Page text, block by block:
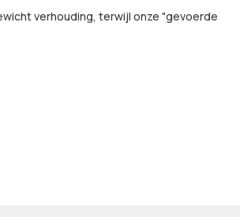
verhouding, terwijl onze "gevoerde